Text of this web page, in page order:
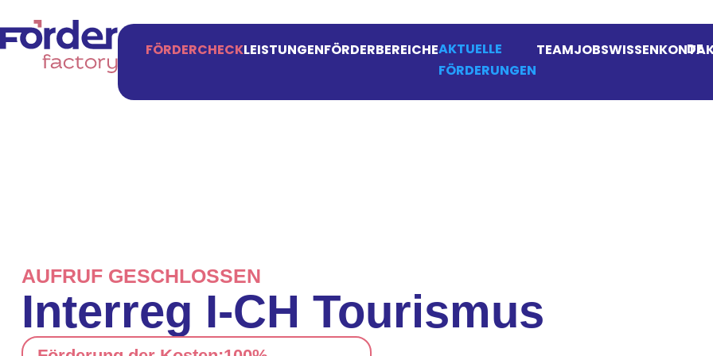
FÖRDERCHECKLEISTUNGENFÖRDERBEREICHEAKTUELLE
FÖRDERUNGEN
TEAMJOBSWISSEN DE
AUFRUF GESCHLOSSEN
Interreg I-CH Tourismus